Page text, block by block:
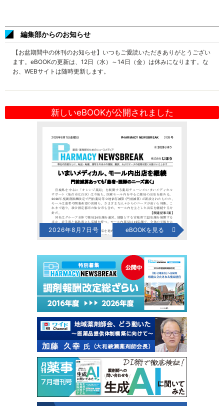
編集部からのお知らせ
【お盆期間中の休刊のお知らせ】いつもご愛読いただきありがとうござい
ます。eBOOKの更新は、12日（水）～14日（金）は休みになります。な
お、WEBサイトは随時更新します。
新しいeBOOKが公開されました
2026年8月7日号 eBOOKを見る